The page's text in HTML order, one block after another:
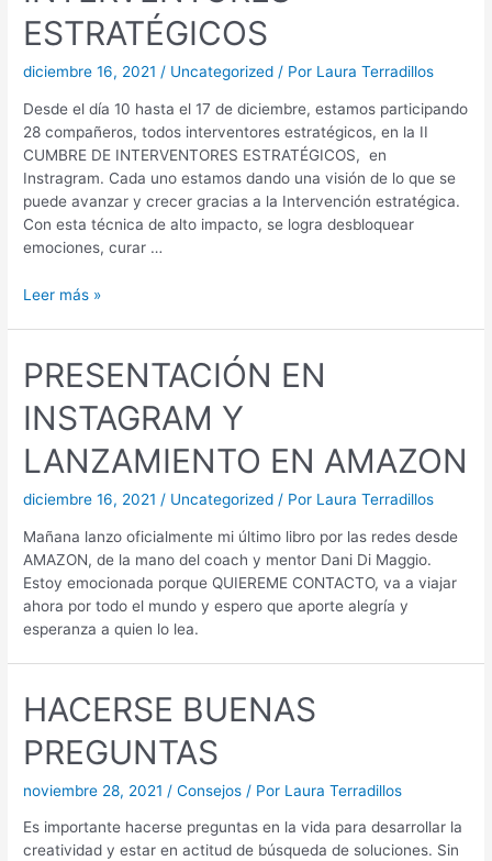
ESTRATÉGICOS
diciembre 16, 2021/ Uncategorized / Por Laura Terradillos
Desde el día 10 hasta el 17 de diciembre, estamos participando
28 compañeros, todos interventores estratégicos, en la II
CUMBRE DE INTERVENTORES ESTRATÉGICOS, en
Instragram. Cada uno estamos dando una visión de lo que se
puede avanzar y crecer gracias a la Intervención estratégica.
Con esta técnica de alto impacto, se logra desbloquear
emociones, curar …
Leer más »
PRESENTACIÓN EN
INSTAGRAM Y
LANZAMIENTO EN AMAZON
diciembre 16, 2021 / Uncategorized / Por Laura Terradillos
Mañana lanzo oficialmente mi último libro por las redes desde
AMAZON, de la mano del coach y mentor Dani Di Maggio.
Estoy emocionada porque QUIEREME CONTACTO, va a viajar
ahora por todo el mundo y espero que aporte alegría y
esperanza a quien lo lea.
HACERSE BUENAS
PREGUNTAS
noviembre 28, 2021 /Consejos / Por Laura Terradillos
Es importante hacerse preguntas en la vida para desarrollar la
creatividad y estar en actitud de búsqueda de soluciones. Sin